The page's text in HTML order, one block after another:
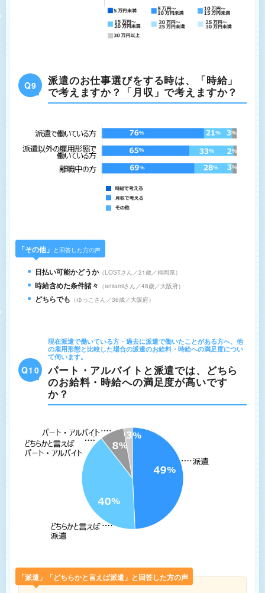
Q9
派遣のお仕事選びをする時は、「時給」
で考えますか？「月収」で考えますか？
「その他」 と回答した方の声
日払い可能かどうか LOSTさん／21歳／福岡県
時給含めた条件諸々 amiamiさん／48歳／大阪府
どちらでも ゆっこさん／36歳／大阪府
Q10
現在派遣で働いている方・過去に派遣で働いたことがある方へ、他
の雇用形態と比較した場合の派遣のお給料・時給への満足度につい
て伺います。
パート・アルバイトと派遣では、どちら
のお給料・時給への満足度が高いです
か？
「派遣」「どちらかと言えば派遣」と回答した方の声